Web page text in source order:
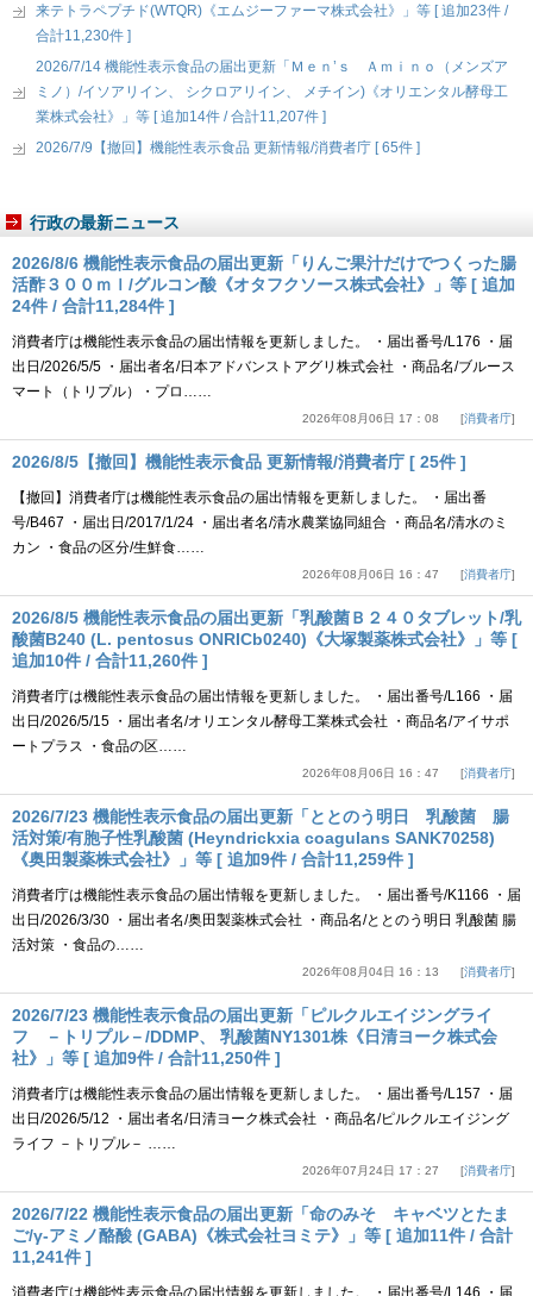
来テトラペプチド(WTQR)《エムジーファーマ株式会社》」等 [ 追加23件 /
合計11,230件 ]
2026/7/14 機能性表示食品の届出更新「Ｍｅｎ’ｓ Ａｍｉｎｏ（メンズア
ミノ）/イソアリイン、 シクロアリイン、 メチイン)《オリエンタル酵母工
業株式会社》」等 [ 追加14件 / 合計11,207件 ]
2026/7/9【撤回】機能性表示食品 更新情報/消費者庁 [ 65件 ]
行政の最新ニュース
2026/8/6 機能性表示食品の届出更新「りんご果汁だけでつくった腸
活酢３００ｍｌ/グルコン酸《オタフクソース株式会社》」等 [ 追加
24件 / 合計11,284件 ]
消費者庁は機能性表示食品の届出情報を更新しました。 ・届出番号/L176 ・届
出日/2026/5/5 ・届出者名/日本アドバンストアグリ株式会社 ・商品名/ブルース
マート（トリプル）・プロ……
2026年08月06日 17：08 消費者庁
2026/8/5【撤回】機能性表示食品 更新情報/消費者庁 [ 25件 ]
【撤回】消費者庁は機能性表示食品の届出情報を更新しました。 ・届出番
号/B467 ・届出日/2017/1/24 ・届出者名/清水農業協同組合 ・商品名/清水のミ
カン ・食品の区分/生鮮食……
2026年08月06日 16：47 消費者庁
2026/8/5 機能性表示食品の届出更新「乳酸菌Ｂ２４０タブレット/乳
酸菌B240 (L. pentosus ONRICb0240)《大塚製薬株式会社》」等 [
追加10件 / 合計11,260件 ]
消費者庁は機能性表示食品の届出情報を更新しました。 ・届出番号/L166 ・届
出日/2026/5/15 ・届出者名/オリエンタル酵母工業株式会社 ・商品名/アイサポ
ートプラス ・食品の区……
2026年08月06日 16：47 消費者庁
2026/7/23 機能性表示食品の届出更新「ととのう明日 乳酸菌 腸
活対策/有胞子性乳酸菌 (Heyndrickxia coagulans SANK70258)
《奥田製薬株式会社》」等 [ 追加9件 / 合計11,259件 ]
消費者庁は機能性表示食品の届出情報を更新しました。 ・届出番号/K1166 ・届
出日/2026/3/30 ・届出者名/奥田製薬株式会社 ・商品名/ととのう明日 乳酸菌 腸
活対策 ・食品の……
2026年08月04日 16：13 消費者庁
2026/7/23 機能性表示食品の届出更新「ピルクルエイジングライ
フ －トリプル－/DDMP、 乳酸菌NY1301株《日清ヨーク株式会
社》」等 [ 追加9件 / 合計11,250件 ]
消費者庁は機能性表示食品の届出情報を更新しました。 ・届出番号/L157 ・届
出日/2026/5/12 ・届出者名/日清ヨーク株式会社 ・商品名/ピルクルエイジング
ライフ －トリプル－ ……
2026年07月24日 17：27 消費者庁
2026/7/22 機能性表示食品の届出更新「命のみそ キャベツとたま
ご/γ-アミノ酪酸 (GABA)《株式会社ヨミテ》」等 [ 追加11件 / 合計
11,241件 ]
消費者庁は機能性表示食品の届出情報を更新しました。 ・届出番号/L146 ・届